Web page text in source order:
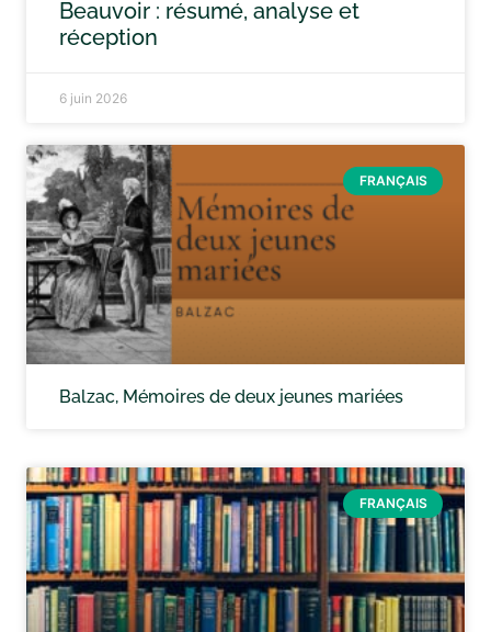
Beauvoir : résumé, analyse et
réception
6 juin 2026
FRANÇAIS
Balzac, Mémoires de deux jeunes mariées
FRANÇAIS